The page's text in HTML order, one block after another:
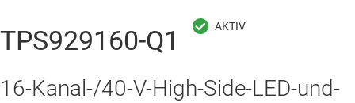
TPS929160-Q1
16-Kanal-/40-V-High-Side-LED-und-